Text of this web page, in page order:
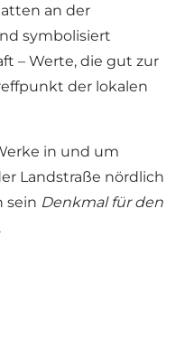
an der
symbolisiert
– Werte, die gut zur
der lokalen
in und um
Landstraße nördlich
sein Denkmal für den